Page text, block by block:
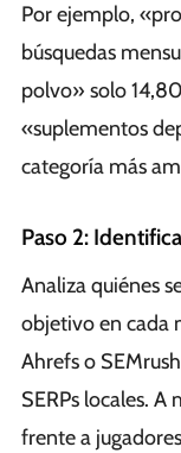
Por ejemplo,
búsquedas
polvo» solo
«suplementos
categoría más
Paso 2:
Analiza quiénes
objetivo en cada
Ahrefs o
SERPs locales.
frente a